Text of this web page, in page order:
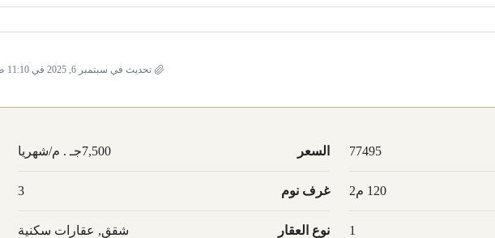
تحديث في سبتمبر 6, 2025 في 11:10 ص
77495 السعر 7,500جـ . م/شهريا
120 م2 غرف نوم 3
1 نوع العقار شقق, عقارات سكنية